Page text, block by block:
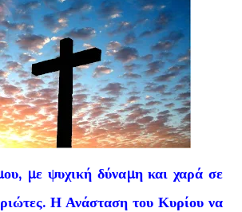
με ψυχική δύναμη και χαρά σε
Η Ανάσταση του Κυρίου να